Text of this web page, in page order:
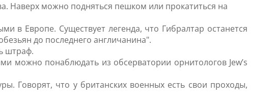
Наверх можно подняться пешком или прокатиться на
в Европе. Существует легенда, что Гибралтар останется
до последнего англичанина".
штраф.
можно понаблюдать из обсерватории орнитологов Jew’s
Говорят, что у британских военных есть свои проходы,